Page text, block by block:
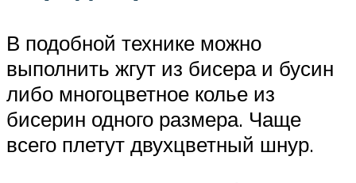
В подобной технике можно
выполнить жгут из бисера и бусин
либо многоцветное колье из
бисерин одного размера. Чаще
всего плетут двухцветный шнур.